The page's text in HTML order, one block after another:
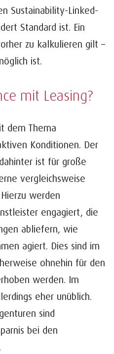
Sustainability-Linked-
Standard ist. Ein
zu kalkulieren gilt –
ist.
mit Leasing?
dem Thema
Konditionen. Der
ist für große
vergleichsweise
werden
engagiert, die
abliefern, wie
agiert. Dies sind im
ohnehin für den
werden. Im
eher unüblich.
sind
bei den